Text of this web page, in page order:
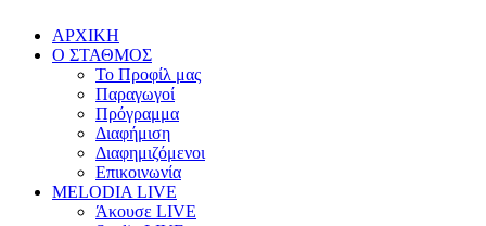
ΑΡΧΙΚΗ
Ο ΣΤΑΘΜΟΣ
Το Προφίλ μας
Παραγωγοί
Πρόγραμμα
Διαφήμιση
Διαφημιζόμενοι
Επικοινωνία
MELODIA LIVE
Άκουσε LIVE